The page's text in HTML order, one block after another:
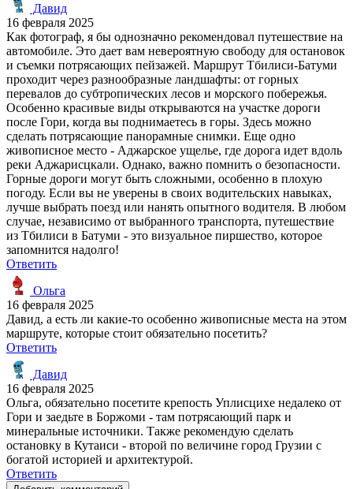
Давид
16 февраля 2025
Как фотограф, я бы однозначно рекомендовал путешествие на
автомобиле. Это дает вам невероятную свободу для остановок
и съемки потрясающих пейзажей. Маршрут Тбилиси-Батуми
проходит через разнообразные ландшафты: от горных
перевалов до субтропических лесов и морского побережья.
Особенно красивые виды открываются на участке дороги
после Гори, когда вы поднимаетесь в горы. Здесь можно
сделать потрясающие панорамные снимки. Еще одно
живописное место - Аджарское ущелье, где дорога идет вдоль
реки Аджарисцкали. Однако, важно помнить о безопасности.
Горные дороги могут быть сложными, особенно в плохую
погоду. Если вы не уверены в своих водительских навыках,
лучше выбрать поезд или нанять опытного водителя. В любом
случае, независимо от выбранного транспорта, путешествие
из Тбилиси в Батуми - это визуальное пиршество, которое
запомнится надолго!
Ответить
Ольга
16 февраля 2025
Давид, а есть ли какие-то особенно живописные места на этом
маршруте, которые стоит обязательно посетить?
Ответить
Давид
16 февраля 2025
Ольга, обязательно посетите крепость Уплисцихе недалеко от
Гори и заедьте в Боржоми - там потрясающий парк и
минеральные источники. Также рекомендую сделать
остановку в Кутаиси - второй по величине город Грузии с
богатой историей и архитектурой.
Ответить